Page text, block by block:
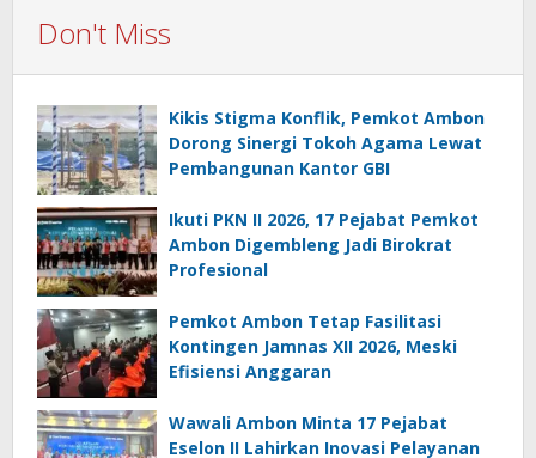
Don't Miss
Kikis Stigma Konflik, Pemkot Ambon
Dorong Sinergi Tokoh Agama Lewat
Pembangunan Kantor GBI
Ikuti PKN II 2026, 17 Pejabat Pemkot
Ambon Digembleng Jadi Birokrat
Profesional
Pemkot Ambon Tetap Fasilitasi
Kontingen Jamnas XII 2026, Meski
Efisiensi Anggaran
Wawali Ambon Minta 17 Pejabat
Eselon II Lahirkan Inovasi Pelayanan